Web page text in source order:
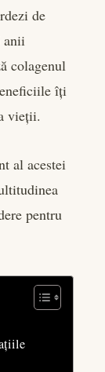
de
anii
colagenul
îți
vieții.
al acestei
pentru